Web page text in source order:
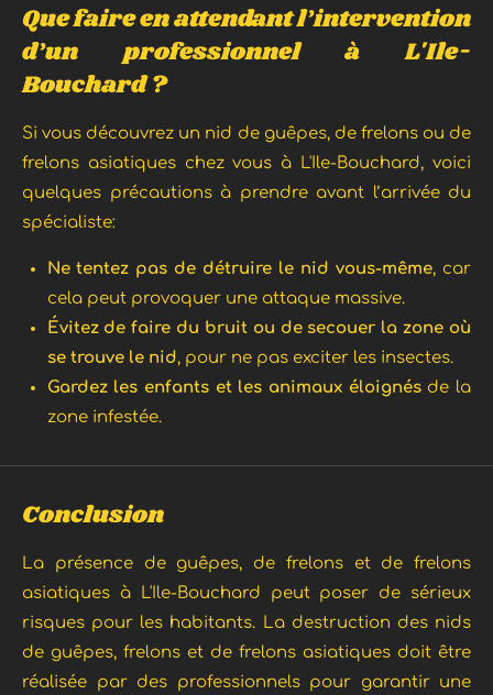
Que faire en attendant l’intervention
d’un professionnel à L'Ile-
Bouchard ?
Si vous découvrez un nid de guêpes, de frelons ou de
frelons asiatiques chez vous à L'Ile-Bouchard, voici
quelques précautions à prendre avant l’arrivée du
spécialiste:
Ne tentez pas de détruire le nid vous-même, car
cela peut provoquer une attaque massive.
Évitez de faire du bruit ou de secouer la zone où
se trouve le nid, pour ne pas exciter les insectes.
Gardez les enfants et les animaux éloignés de la
zone infestée.
Conclusion
La présence de guêpes, de frelons et de frelons
asiatiques à L'Ile-Bouchard peut poser de sérieux
risques pour les habitants. La destruction des nids
de guêpes, frelons et de frelons asiatiques doit être
réalisée par des professionnels pour garantir une